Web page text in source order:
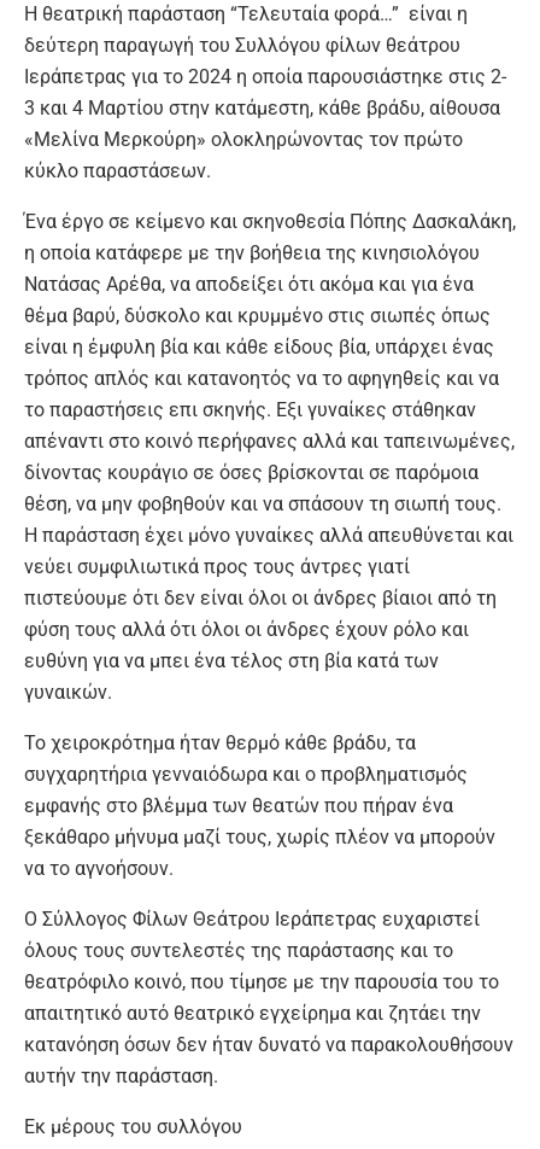
Η θεατρική παράσταση “Τελευταία φορά…” είναι η
δεύτερη παραγωγή του Συλλόγου φίλων θεάτρου
Ιεράπετρας για το 2024 η οποία παρουσιάστηκε στις 2-
3 και 4 Μαρτίου στην κατάμεστη, κάθε βράδυ, αίθουσα
«Μελίνα Μερκούρη» ολοκληρώνοντας τον πρώτο
κύκλο παραστάσεων.
Ένα έργο σε κείμενο και σκηνοθεσία Πόπης Δασκαλάκη,
η οποία κατάφερε με την βοήθεια της κινησιολόγου
Νατάσας Αρέθα, να αποδείξει ότι ακόμα και για ένα
θέμα βαρύ, δύσκολο και κρυμμένο στις σιωπές όπως
είναι η έμφυλη βία και κάθε είδους βία, υπάρχει ένας
τρόπος απλός και κατανοητός να το αφηγηθείς και να
το παραστήσεις επι σκηνής. Εξι γυναίκες στάθηκαν
απέναντι στο κοινό περήφανες αλλά και ταπεινωμένες,
δίνοντας κουράγιο σε όσες βρίσκονται σε παρόμοια
θέση, να μην φοβηθούν και να σπάσουν τη σιωπή τους.
Η παράσταση έχει μόνο γυναίκες αλλά απευθύνεται και
νεύει συμφιλιωτικά προς τους άντρες γιατί
πιστεύουμε ότι δεν είναι όλοι οι άνδρες βίαιοι από τη
φύση τους αλλά ότι όλοι οι άνδρες έχουν ρόλο και
ευθύνη για να μπει ένα τέλος στη βία κατά των
γυναικών.
Το χειροκρότημα ήταν θερμό κάθε βράδυ, τα
συγχαρητήρια γενναιόδωρα και ο προβληματισμός
εμφανής στο βλέμμα των θεατών που πήραν ένα
ξεκάθαρο μήνυμα μαζί τους, χωρίς πλέον να μπορούν
να το αγνοήσουν.
Ο Σύλλογος Φίλων Θεάτρου Ιεράπετρας ευχαριστεί
όλους τους συντελεστές της παράστασης και το
θεατρόφιλο κοινό, που τίμησε με την παρουσία του το
απαιτητικό αυτό θεατρικό εγχείρημα και ζητάει την
κατανόηση όσων δεν ήταν δυνατό να παρακολουθήσουν
αυτήν την παράσταση.
Εκ μέρους του συλλόγου